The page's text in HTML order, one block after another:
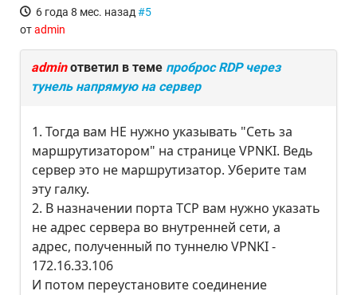
6 года 8 мес. назад #5
отadmin
adminответил в теме проброс RDP через
тунель напрямую на сервер
1. Тогда вам НЕ нужно указывать "Сеть за
маршрутизатором" на странице VPNKI. Ведь
сервер это не маршрутизатор. Уберите там
эту галку.
2. В назначении порта TCP вам нужно указать
не адрес сервера во внутренней сети, а
адрес, полученный по туннелю VPNKI -
172.16.33.106
И потом переустановите соединение